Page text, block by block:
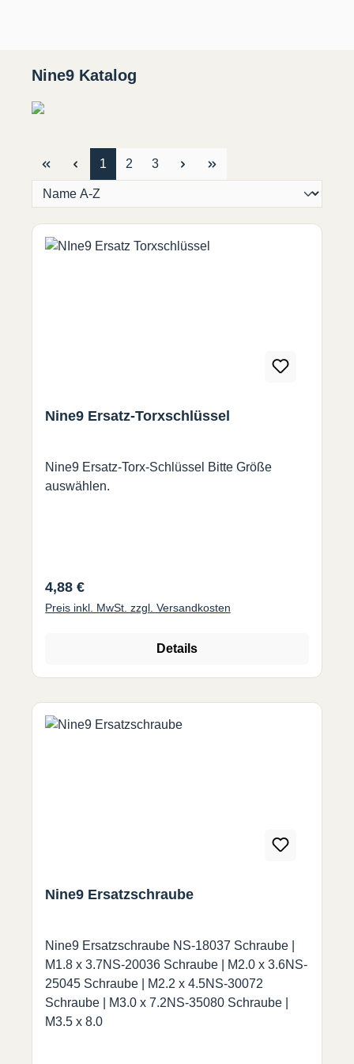
Nine9 Katalog
Seite
1 Seite
2 Seite
3
Nine9 Ersatz-Torxschlüssel
Nine9 Ersatz-Torx-Schlüssel Bitte Größe
auswählen.
Regulärer Preis:
4,88 €
Preis inkl. MwSt. zzgl. Versandkosten
Details
Nine9 Ersatzschraube
Nine9 Ersatzschraube NS-18037 Schraube |
M1.8 x 3.7NS-20036 Schraube | M2.0 x 3.6NS-
25045 Schraube | M2.2 x 4.5NS-30072
Schraube | M3.0 x 7.2NS-35080 Schraube |
M3.5 x 8.0